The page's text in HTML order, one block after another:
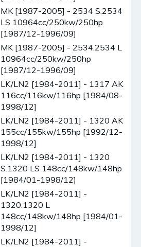
MK [1987-2005] - 2534 S.2534
LS 10964cc/250kw/250hp
[1987/12-1996/09]
MK [1987-2005] - 2534.2534 L
10964cc/250kw/250hp
[1987/12-1996/09]
LK/LN2 [1984-2011] - 1317 AK
116cc/116kw/116hp [1984/08-
1998/12]
LK/LN2 [1984-2011] - 1320 AK
155cc/155kw/155hp [1992/12-
1998/12]
LK/LN2 [1984-2011] - 1320
S.1320 LS 148cc/148kw/148hp
[1984/01-1998/12]
LK/LN2 [1984-2011] -
1320.1320 L
148cc/148kw/148hp [1984/01-
1998/12]
LK/LN2 [1984-2011] -